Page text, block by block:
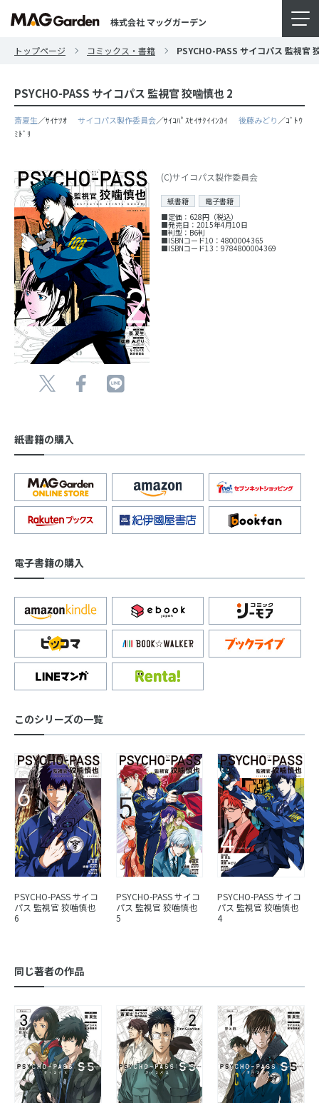
株式会社 マッグガーデン
トップページ コミックス・書籍 PSYCHO-PASS サイコパス 監視官
PSYCHO-PASS サイコパス 監視官 狡噛慎也 2
斎夏生／ｻｲﾅﾂｵ サイコパス製作委員会／ｻｲｺﾊﾟｽｾｲｻｸｲｲﾝｶｲ 後藤みどり ／ｺﾞﾄｳ
ﾐﾄﾞﾘ
(C)サイコパス製作委員会
紙書籍
電子書籍
■定価：628円（税込）
■発売日：2015年4月10日
■判型：B6判
■ISBNコード10：4800004365
■ISBNコード13：9784800004369
紙書籍の購入
電子書籍の購入
このシリーズの一覧
PSYCHO-PASS サイコ
パス 監視官 狡噛慎也
6
PSYCHO-PASS サイコ
パス 監視官 狡噛慎也
5
PSYCHO-PASS サイコ
パス 監視官 狡噛慎也
4
同じ著者の作品